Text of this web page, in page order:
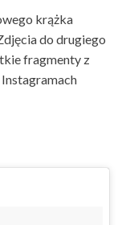
krążka
do drugiego
fragmenty z